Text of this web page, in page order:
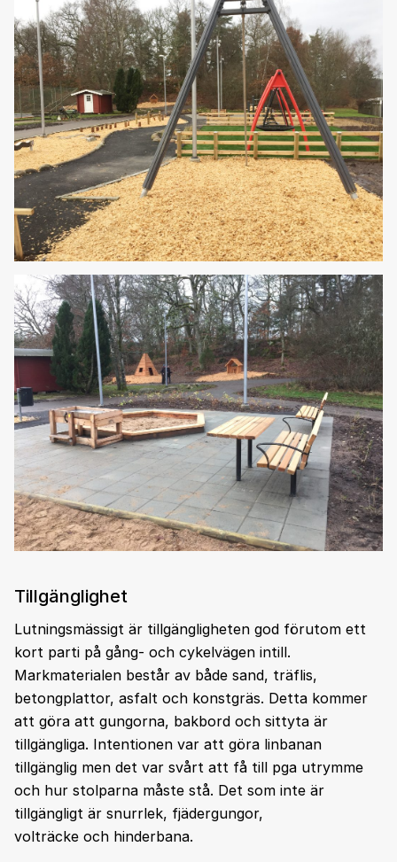
Tillgänglighet
Lutningsmässigt är tillgängligheten god förutom ett
kort parti på gång- och cykelvägen intill.
Markmaterialen består av både sand, träflis,
betongplattor, asfalt och konstgräs. Detta kommer
att göra att gungorna, bakbord och sittyta är
tillgängliga. Intentionen var att göra linbanan
tillgänglig men det var svårt att få till pga utrymme
och hur stolparna måste stå. Det som inte är
tillgängligt är snurrlek, fjädergungor,
volträcke och hinderbana.